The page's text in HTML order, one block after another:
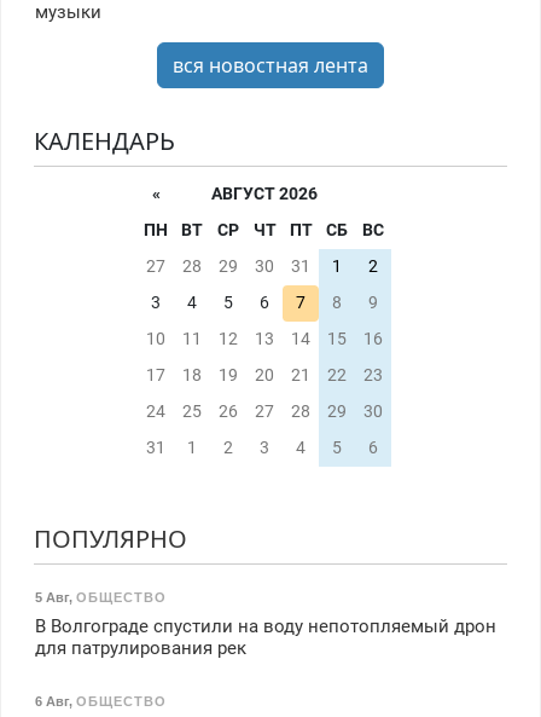
музыки
вся новостная лента
КАЛЕНДАРЬ
«
АВГУСТ 2026
ПН
ВТ СР ЧТ ПТ СБ
ВС
27
28 29 30 31 1
2
3
4 5 6 7 8
9
10
11 12 13 14 15
16
17
18 19 20 21 22
23
24
25 26 27 28 29
30
31
1 2 3 4 5 6
ПОПУЛЯРНО
5 Авг, ОБЩЕСТВО
В Волгограде спустили на воду непотопляемый дрон
для патрулирования рек
6 Авг, ОБЩЕСТВО